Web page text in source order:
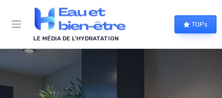
LE MÉDIA DE L'HYDRATATION
TOPs
Panneau de gestion des cookies